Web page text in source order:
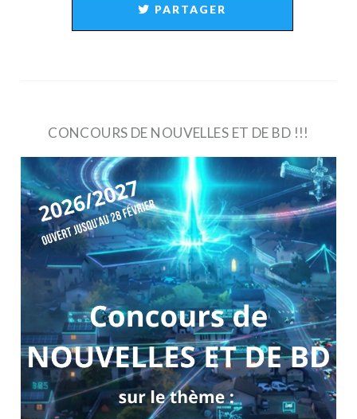
CONCOURS DE NOUVELLES ET DE BD !!!
PARTAGER